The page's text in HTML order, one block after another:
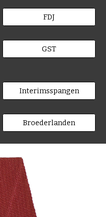
FDJ
GST
Interimsspangen
Broederlanden